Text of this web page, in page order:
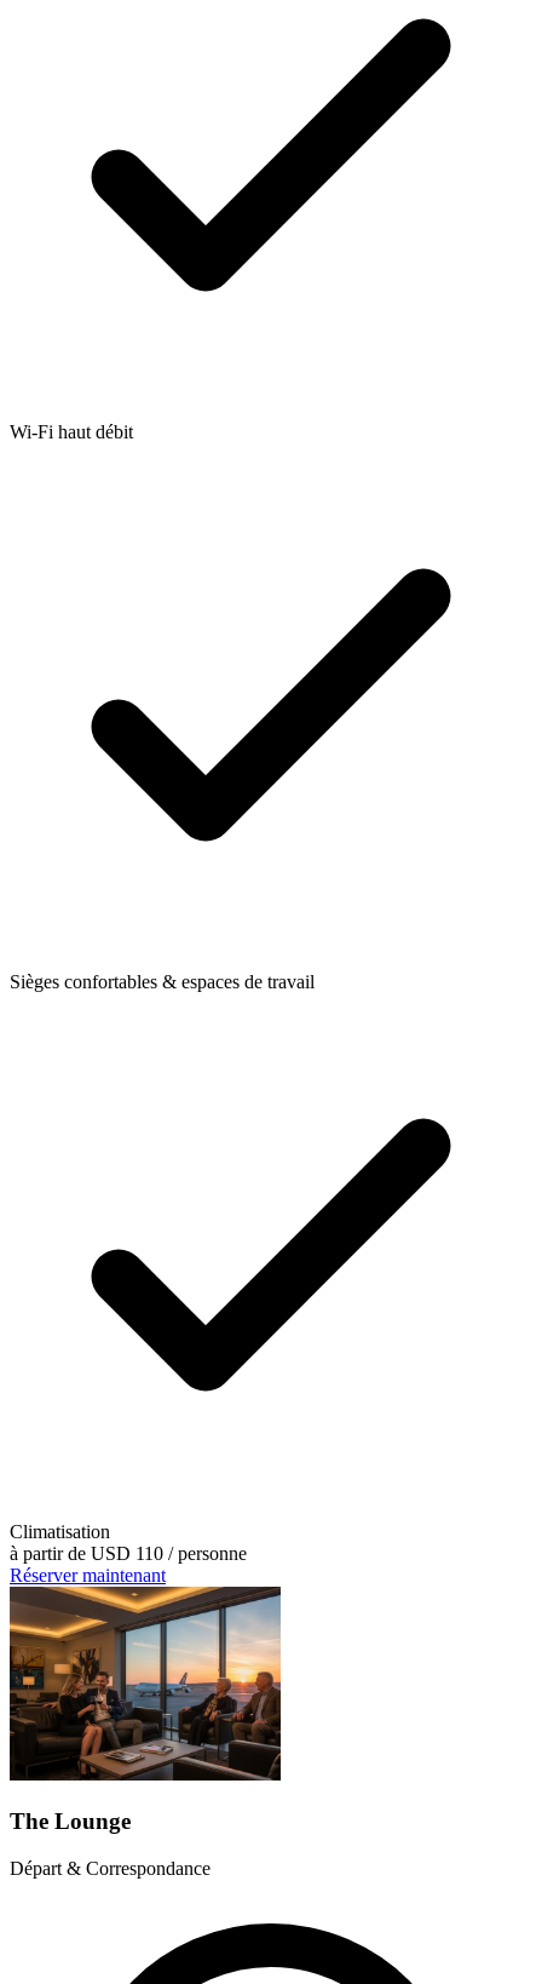
Wi-Fi haut débit
Sièges confortables & espaces de travail
Climatisation
à partir de USD 110 / personne
Réserver maintenant
The Lounge
Départ & Correspondance